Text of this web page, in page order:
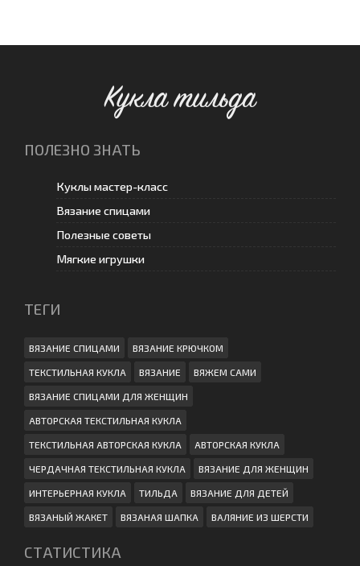
Кукла тильда
ПОЛЕЗНО ЗНАТЬ
Куклы мастер-класс
Вязание спицами
Полезные советы
Мягкие игрушки
ТЕГИ
ВЯЗАНИЕ СПИЦАМИ ВЯЗАНИЕ КРЮЧКОМ
ТЕКСТИЛЬНАЯ КУКЛА ВЯЗАНИЕ ВЯЖЕМ САМИ
ВЯЗАНИЕ СПИЦАМИ ДЛЯ ЖЕНЩИН
АВТОРСКАЯ ТЕКСТИЛЬНАЯ КУКЛА
ТЕКСТИЛЬНАЯ АВТОРСКАЯ КУКЛА АВТОРСКАЯ КУКЛА
ЧЕРДАЧНАЯ ТЕКСТИЛЬНАЯ КУКЛА ВЯЗАНИЕ ДЛЯ ЖЕНЩИН
ИНТЕРЬЕРНАЯ КУКЛА ТИЛЬДА ВЯЗАНИЕ ДЛЯ ДЕТЕЙ
ВЯЗАНЫЙ ЖАКЕТ ВЯЗАНАЯ ШАПКА ВАЛЯНИЕ ИЗ ШЕРСТИ
СТАТИСТИКА